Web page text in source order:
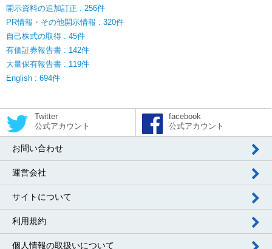
開示資料の追加訂正 : 256件
PR情報・その他開示情報 : 320件
自己株式の取得 : 45件
有価証券報告書 : 142件
大量保有報告書 : 119件
English : 694件
Twitter
公式アカウント
facebook
公式アカウント
お問い合わせ
運営会社
サイトについて
利用規約
個人情報の取扱いについて